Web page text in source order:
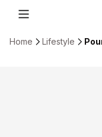
Home Lifestyle